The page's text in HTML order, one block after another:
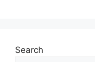
Search